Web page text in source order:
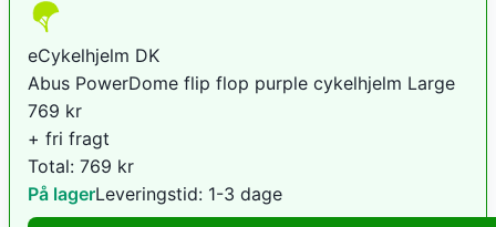
eCykelhjelm DK
Abus PowerDome flip flop purple cykelhjelm Large
769 kr
+ fri fragt
Total: 769 kr
På lagerLeveringstid: 1-3 dage